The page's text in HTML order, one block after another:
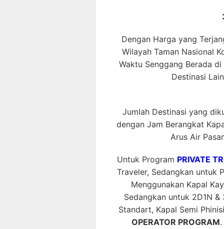
Dengan Harga yang
Wilayah Taman Nasional
Waktu Senggang Berada
Destinasi
Jumlah Destinasi yang
dengan Jam Berangkat
Arus Air
Untuk Program PRIVATE
Traveler, Sedangkan untuk
Menggunakan Kapal
Sedangkan untuk 2D1N
Standart, Kapal Semi
OPERATOR PROGRAM